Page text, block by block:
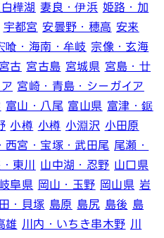
樺湖 妻良・伊浜 姫路・加
宇都宮 安曇野・穂高 安来
喰・海南・牟岐 宗像・玄海
宮古 宮古島 宮城県 宮島・廿
宮崎・青島・シーガイア
富山・八尾 富山県 富津・鋸
小樽 小樽 小淵沢 小田原
西宮・宝塚・武田尾 尾瀬・
東川 山中湖・忍野 山口県
岐阜県 岡山・玉野 岡山県 岩
・貝塚 島原 島尻 島後 島
雄 川内・いちき串木野 川